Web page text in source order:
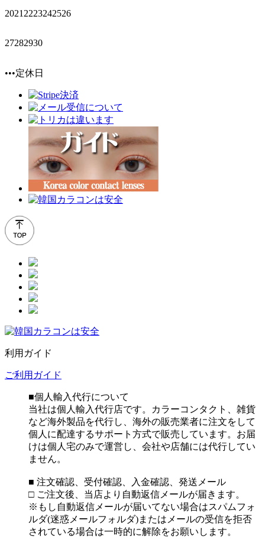
2021 2223242526
27282930
•••定休日
利用ガイド
ご利用ガイド
■個人輸入代行について
当社は個人輸入代行店です。カラーコンタクト、雑貨
など海外製品を代行し、海外の販売業者に注文をして
個人に配達するサポート方式で販売しています。お届
けは個人宅のみで運営し、会社や店舗には代行してい
ません。
■ 注文確認、受付確認、入金確認、発送メール
□ ご注文後、当店より自動返信メールが届きます。
※もし自動返信メールが届いてない場合はスパムフォ
ルダ(迷惑メールフォルダ)またはメールの受信を拒否
されている場合は一時的に解除をお願いします。